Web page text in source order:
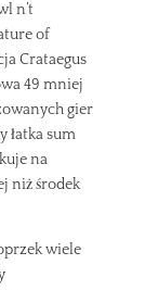
n’t
of
Crataegus
49 mniej
gier
łatka sum
na
niż środek
wiele